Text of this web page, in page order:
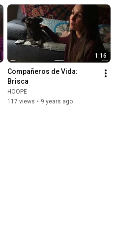
1:16
Compañeros de Vida:
Brisca
HOOPE
117 views • 9 years ago